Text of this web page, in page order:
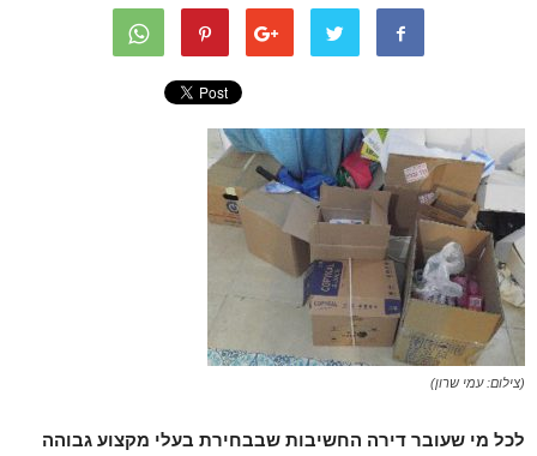
(צילום: עמי שרון)
לכל מי שעובר דירה החשיבות שבבחירת בעלי מקצוע גבוהה